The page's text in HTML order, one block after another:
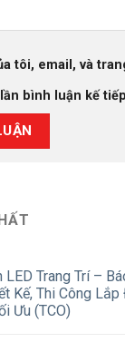
tôi, email, và
bình luận kế
Trang Trí –
Kế, Thi Công
Ưu (TCO)